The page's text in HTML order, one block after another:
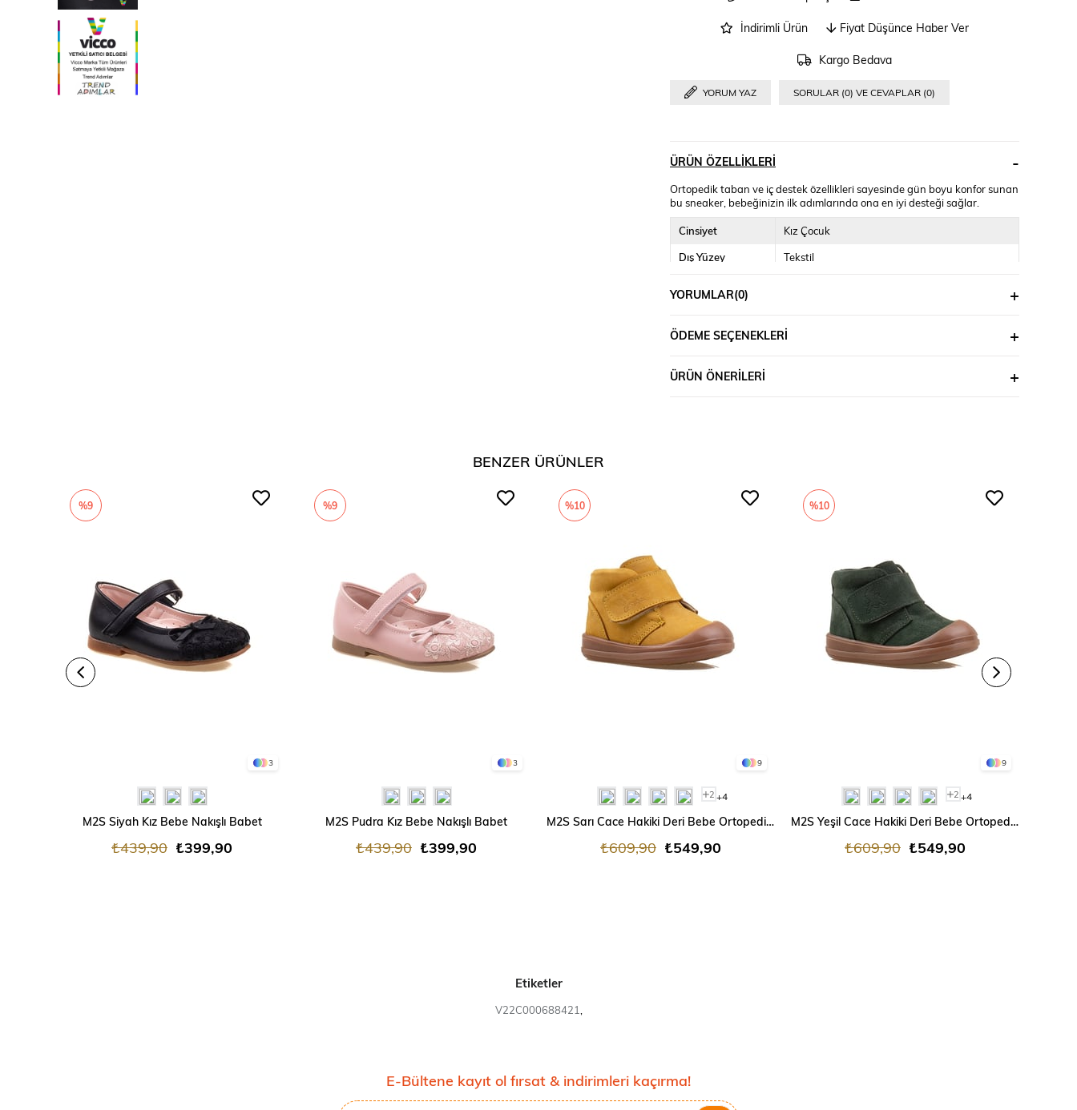
İndirimli Ürün Fiyat Düşünce Haber Ver
Kargo Bedava
YORUM YAZ SORULAR (0) VE CEVAPLAR (0)
ÜRÜN ÖZELLIKLERI
Ortopedik taban ve iç destek özellikleri sayesinde gün boyu konfor sunan
bu sneaker, bebeğinizin ilk adımlarında ona en iyi desteği sağlar.
Cinsiyet
Kız Çocuk
Dış Yüzey
Tekstil
Kalıp
Normal
YORUMLAR(0)
ÖDEME SEÇENEKLERI
ÜRÜN ÖNERILERI
BENZER ÜRÜNLER
3
M2S Siyah Kız Bebe Nakışlı Babet
₺399,90
₺439,90
%9
3
M2S Pudra Kız Bebe Nakışlı Babet
₺399,90
₺439,90
%9
9
2 +4
M2S Sarı Cace Hakiki Deri Bebe Ortopedik Bot
₺549,90
₺609,90
%10
9
2 +4
M2S Yeşil Cace Hakiki Deri Bebe Ortopedik Bot
₺549,90
₺609,90
%10
Etiketler
V22C000688421
E-Bültene kayıt ol fırsat & indirimleri kaçırma!